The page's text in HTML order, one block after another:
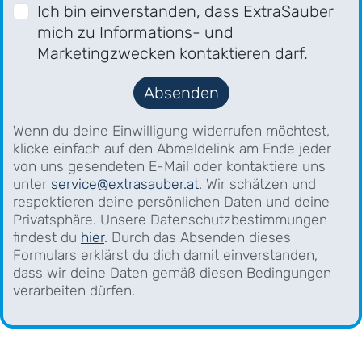
Ich bin einverstanden, dass ExtraSauber
mich zu Informations- und
Marketingzwecken kontaktieren darf.
Absenden
Wenn du deine Einwilligung widerrufen möchtest,
klicke einfach auf den Abmeldelink am Ende jeder
von uns gesendeten E-Mail oder kontaktiere uns
unter service@extrasauber.at. Wir schätzen und
respektieren deine persönlichen Daten und deine
Privatsphäre. Unsere Datenschutzbestimmungen
findest du hier. Durch das Absenden dieses
Formulars erklärst du dich damit einverstanden,
dass wir deine Daten gemäß diesen Bedingungen
verarbeiten dürfen.